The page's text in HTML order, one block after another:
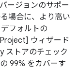
ージョンのサポー
場合に、より高い
フォルトの
ウィザード
ストアのチェック
99% をカバーす